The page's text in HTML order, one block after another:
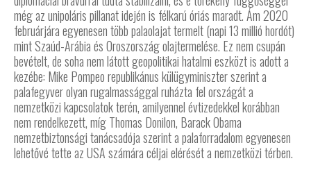
még az unipoláris pillanat idején is félkarú óriás maradt. Ám 2020
februárjára egyenesen több palaolajat termelt (napi 13 millió hordót)
mint Szaúd-Arábia és Oroszország olajtermelése. Ez nem csupán
bevételt, de soha nem látott geopolitikai hatalmi eszközt is adott a
kezébe: Mike Pompeo republikánus külügyminiszter szerint a
palafegyver olyan rugalmassággal ruházta fel országát a
nemzetközi kapcsolatok terén, amilyennel évtizedekkel korábban
nem rendelkezett, míg Thomas Donilon, Barack Obama
nemzetbiztonsági tanácsadója szerint a palaforradalom egyenesen
lehetővé tette az USA számára céljai elérését a nemzetközi térben.